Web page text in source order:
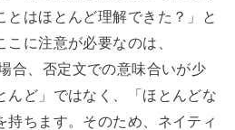
とはほとんど理解できた？」と
に注意が必要なのは、
合、否定文での意味合いが少
んど」ではなく、「ほとんどな
持ちます。そのため、ネイティ